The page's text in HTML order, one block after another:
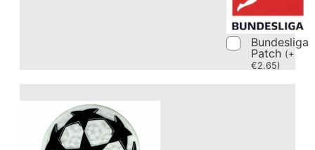
Bundesliga
Patch (+
€2.65)